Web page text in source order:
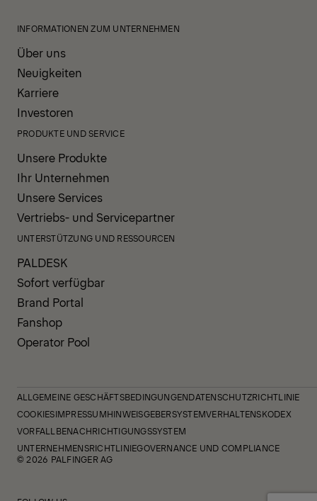
INFORMATIONEN ZUM UNTERNEHMEN
Über uns
Neuigkeiten
Karriere
Investoren
PRODUKTE UND SERVICE
Unsere Produkte
Ihr Unternehmen
Unsere Services
Vertriebs- und Servicepartner
UNTERSTÜTZUNG UND RESSOURCEN
PALDESK
Sofort verfügbar
Brand Portal
Fanshop
Operator Pool
ALLGEMEINE GESCHÄFTSBEDINGUNGENDATENSCHUTZRICHTLINIE
COOKIESIMPRESSUMHINWEISGEBERSYSTEMVERHALTENSKODEX
VORFALLBENACHRICHTIGUNGSSYSTEM
UNTERNEHMENSRICHTLINIEGOVERNANCE UND COMPLIANCE
© 2026 PALFINGER AG